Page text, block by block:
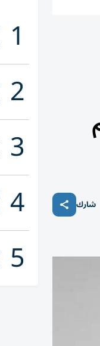
شارك
1
2
3
4
5